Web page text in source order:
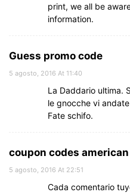
print, we all be
information.
Guess promo code
5 agosto, 2016 At 11:40
La Daddario ultima.
le gnocche vi
Fate schifo.
coupon codes
5 agosto, 2016 At 22:51
Cada comentario